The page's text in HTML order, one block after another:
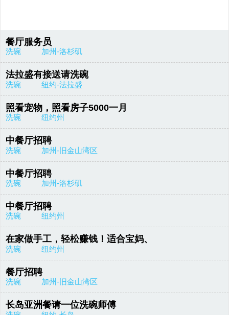
餐厅服务员
洗碗 加州-洛杉矶
法拉盛有接送请洗碗
洗碗 纽约-法拉盛
照看宠物，照看房子5000一月
洗碗 纽约州
中餐厅招聘
洗碗 加州-旧金山湾区
中餐厅招聘
洗碗 加州-洛杉矶
中餐厅招聘
洗碗 纽约州
在家做手工，轻松赚钱！适合宝妈、
洗碗 纽约州
餐厅招聘
洗碗 加州-旧金山湾区
长岛亚洲餐请一位洗碗师傅